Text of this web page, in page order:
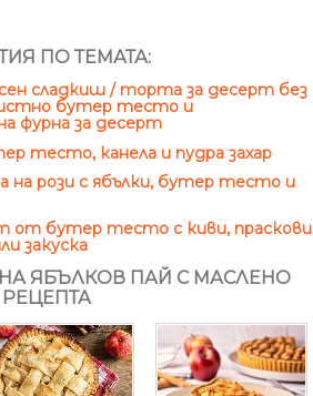
ПО ТЕМАТА:
сладкиш / торта за десерт без
бутер тесто и
фурна за десерт
тесто, канела и пудра захар
на рози с ябълки, бутер тесто и
от бутер тесто с киви, праскови
закуска
ЯБЪЛКОВ ПАЙ С МАСЛЕНО
РЕЦЕПТА